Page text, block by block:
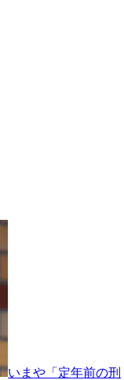
いまや「定年前の刑